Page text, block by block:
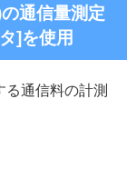
通信量測定
]を使用
る通信料の計測